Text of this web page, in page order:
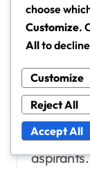
De plus,
passait
qui
aspirants.
choose
Customize.
Allto
Customize
Reject All
Accept All